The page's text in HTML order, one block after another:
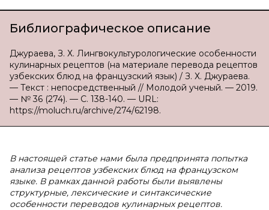
Библиографическое описание
Джураева, З. Х. Лингвокультурологические особенности
кулинарных рецептов (на материале перевода рецептов
узбекских блюд на французский язык) / З. Х. Джураева.
— Текст : непосредственный // Молодой ученый. — 2019.
— № 36 (274). — С. 138-140. — URL:
https://moluch.ru/archive/274/62198.
В настоящей статье нами была предпринята попытка
анализа рецептов узбекских блюд на французском
языке. В рамках данной работы были выявлены
структурные, лексические и синтаксические
особенности переводов кулинарных рецептов.